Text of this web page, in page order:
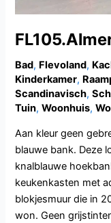
Bad, Flevoland,
Kinderkamer,
Scandinavisch,
Tuin,Woonhuis,
Aan kleur geen
blauwe bank. Deze
knalblauwe
keukenkasten met
blokjesmuur die in
won. Geen